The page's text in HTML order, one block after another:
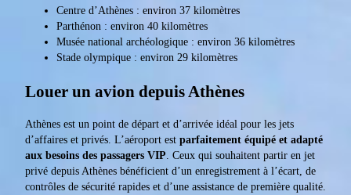
Centre d’Athènes : environ 37 kilomètres
Parthénon : environ 40 kilomètres
Musée national archéologique : environ 36 kilomètres
Stade olympique : environ 29 kilomètres
Louer un avion depuis Athènes
Athènes est un point de départ et d’arrivée idéal pour les jets
d’affaires et privés. L’aéroport est parfaitement équipé et adapté
aux besoins des passagers VIP. Ceux qui souhaitent partir en jet
privé depuis Athènes bénéficient d’un enregistrement à l’écart, de
contrôles de sécurité rapides et d’une assistance de première qualité.